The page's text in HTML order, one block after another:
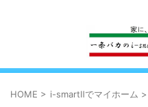
HOME > i-smartⅡでマイホーム >